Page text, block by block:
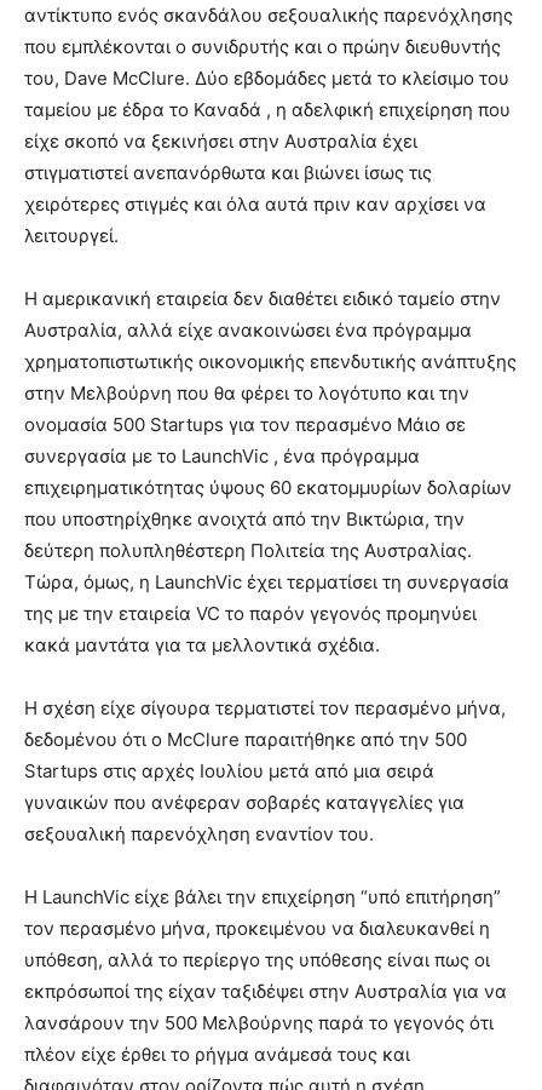
αντίκτυπο ενός σκανδάλου σεξουαλικής παρενόχλησης
που εμπλέκονται ο συνιδρυτής και ο πρώην διευθυντής
του, Dave McClure. Δύο εβδομάδες μετά το κλείσιμο του
ταμείου με έδρα το Καναδά , η αδελφική επιχείρηση που
είχε σκοπό να ξεκινήσει στην Αυστραλία έχει
στιγματιστεί ανεπανόρθωτα και βιώνει ίσως τις
χειρότερες στιγμές και όλα αυτά πριν καν αρχίσει να
λειτουργεί.
Η αμερικανική εταιρεία δεν διαθέτει ειδικό ταμείο στην
Αυστραλία, αλλά είχε ανακοινώσει ένα πρόγραμμα
χρηματοπιστωτικής οικονομικής επενδυτικής ανάπτυξης
στην Μελβούρνη που θα φέρει το λογότυπο και την
ονομασία 500 Startups για τον περασμένο Μάιο σε
συνεργασία με το LaunchVic , ένα πρόγραμμα
επιχειρηματικότητας ύψους 60 εκατομμυρίων δολαρίων
που υποστηρίχθηκε ανοιχτά από την Βικτώρια, την
δεύτερη πολυπληθέστερη Πολιτεία της Αυστραλίας.
Τώρα, όμως, η LaunchVic έχει τερματίσει τη συνεργασία
της με την εταιρεία VC το παρόν γεγονός προμηνύει
κακά μαντάτα για τα μελλοντικά σχέδια.
Η σχέση είχε σίγουρα τερματιστεί τον περασμένο μήνα,
δεδομένου ότι ο McClure παραιτήθηκε από την 500
Startups στις αρχές Ιουλίου μετά από μια σειρά
γυναικών που ανέφεραν σοβαρές καταγγελίες για
σεξουαλική παρενόχληση εναντίον του.
Η LaunchVic είχε βάλει την επιχείρηση “υπό επιτήρηση”
τον περασμένο μήνα, προκειμένου να διαλευκανθεί η
υπόθεση, αλλά το περίεργο της υπόθεσης είναι πως οι
εκπρόσωποί της είχαν ταξιδέψει στην Αυστραλία για να
λανσάρουν την 500 Μελβούρνης παρά το γεγονός ότι
πλέον είχε έρθει το ρήγμα ανάμεσά τους και